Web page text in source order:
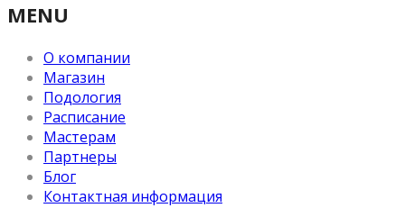
MENU
О компании
Магазин
Подология
Расписание
Мастерам
Партнеры
Блог
Контактная информация